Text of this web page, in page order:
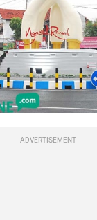
ADVERTISEMENT